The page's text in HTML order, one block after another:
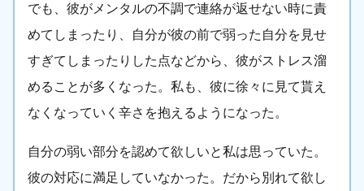
でも、彼がメンタルの不調で連絡が返せない時に責
めてしまったり、自分が彼の前で弱った自分を見せ
すぎてしまったりした点などから、彼がストレス溜
めることが多くなった。私も、彼に徐々に見て貰え
なくなっていく辛さを抱えるようになった。
自分の弱い部分を認めて欲しいと私は思っていた。
彼の対応に満足していなかった。だから別れて欲し